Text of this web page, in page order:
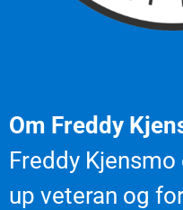
Om Freddy
Freddy
up veteran og